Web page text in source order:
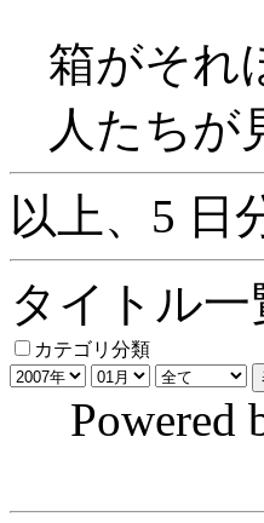
箱がそれ
人たちが
以上、5 日
タイトル一
カテゴリ分類
Powered